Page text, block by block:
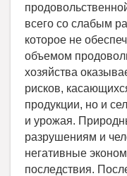
всего со слабым
которое не
объемом
хозяйства
рисков,
продукции, но и
и урожая.
разрушениям и
негативные
последствия.